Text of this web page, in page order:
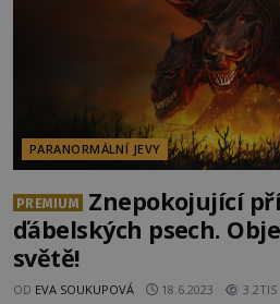
PARANORMÁLNÍ JEVY
PREMIUM
Znepokojující
ďábelských psech.
světě!
OD EVA SOUKUPOVÁ 18.6.2023 3.2TIS